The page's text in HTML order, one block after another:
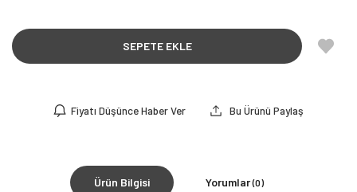
SEPETE EKLE
Fiyatı Düşünce Haber Ver Bu Ürünü Paylaş
Ürün Bilgisi Yorumlar(0)